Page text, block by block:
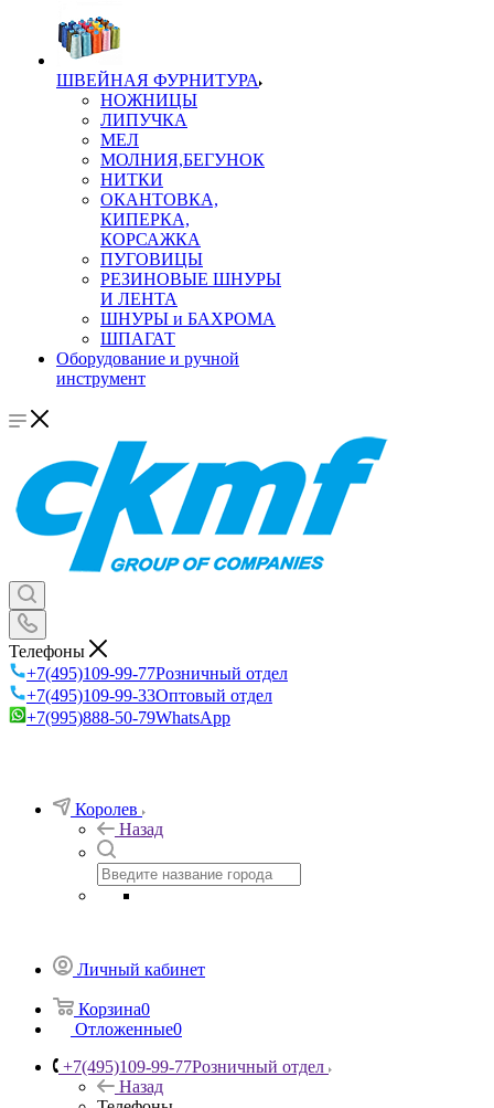
ШВЕЙНАЯ ФУРНИТУРА
НОЖНИЦЫ
ЛИПУЧКА
МЕЛ
МОЛНИЯ,БЕГУНОК
НИТКИ
ОКАНТОВКА,
КИПЕРКА,
КОРСАЖКА
ПУГОВИЦЫ
РЕЗИНОВЫЕ ШНУРЫ
И ЛЕНТА
ШНУРЫ и БАХРОМА
ШПАГАТ
Оборудование и ручной
инструмент
Телефоны
+7(495)109-99-77Розничный отдел
+7(495)109-99-33Оптовый отдел
+7(995)888-50-79WhatsApp
Королев
Назад
Личный кабинет
Корзина0
Отложенные0
+7(495)109-99-77Розничный отдел
Назад